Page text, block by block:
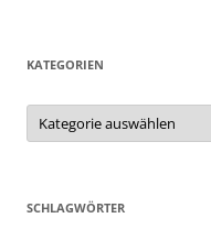
KATEGORIEN
Kategorien
SCHLAGWÖRTER